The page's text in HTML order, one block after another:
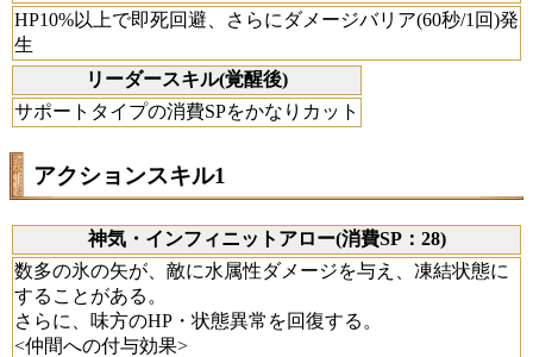
HP10%以上で即死回避、さらにダメージバリア(60秒/1回)発
生
リーダースキル(覚醒後)
サポートタイプの消費SPをかなりカット
アクションスキル1
神気・インフィニットアロー(消費SP：28)
数多の氷の矢が、敵に水属性ダメージを与え、凍結状態に
することがある。
さらに、味方のHP・状態異常を回復する。
<仲間への付与効果>